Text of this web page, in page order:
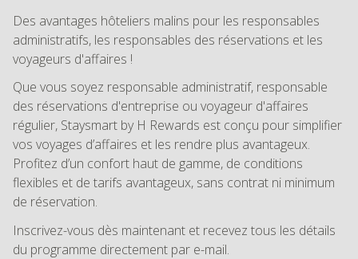
Des avantages hôteliers malins pour les responsables
administratifs, les responsables des réservations et les
voyageurs d'affaires !
Que vous soyez responsable administratif, responsable
des réservations d'entreprise ou voyageur d'affaires
régulier, Staysmart by H Rewards est conçu pour simplifier
vos voyages d’affaires et les rendre plus avantageux.
Profitez d’un confort haut de gamme, de conditions
flexibles et de tarifs avantageux, sans contrat ni minimum
de réservation.
Inscrivez-vous dès maintenant et recevez tous les détails
du programme directement par e-mail.